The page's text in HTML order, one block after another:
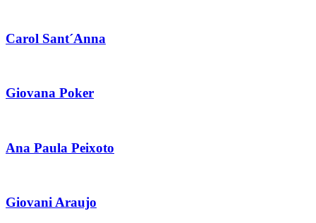
Carol Sant´Anna
Giovana Poker
Ana Paula Peixoto
Giovani Araujo